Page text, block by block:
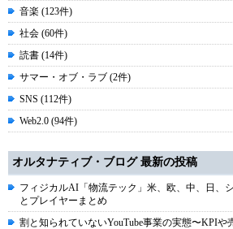
音楽 (123件)
社会 (60件)
読書 (14件)
サマー・オブ・ラブ (2件)
SNS (112件)
Web2.0 (94件)
オルタナティブ・ブログ 最新の投稿
フィジカルAI「物流テック」米、欧、中、日、
とプレイヤーまとめ
割と知られていないYouTube事業の実態〜KPIや